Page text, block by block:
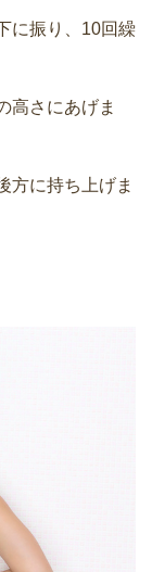
に振り、10回繰
高さにあげま
方に持ち上げま